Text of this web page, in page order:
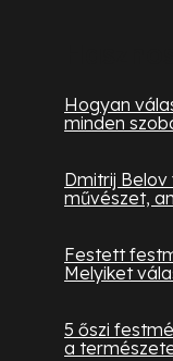
Hogyan
minden
Dmitrij
művészet,
Festett
Melyiket
5 őszi
a